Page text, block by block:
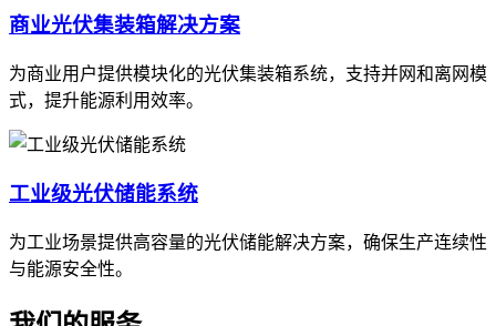
商业光伏集装箱解决方案
为商业用户提供模块化的光伏集装箱系统，支持并网和离网模
式，提升能源利用效率。
工业级光伏储能系统
为工业场景提供高容量的光伏储能解决方案，确保生产连续性
与能源安全性。